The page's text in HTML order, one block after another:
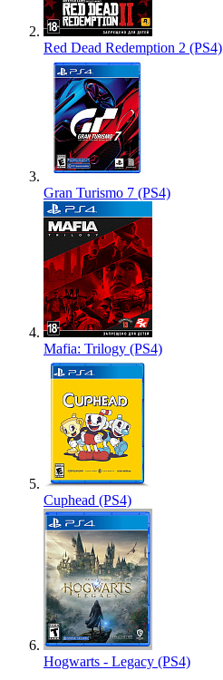
Red Dead Redemption 2 (PS4)
Gran Turismo 7 (PS4)
Mafia: Trilogy (PS4)
Cuphead (PS4)
Hogwarts - Legacy (PS4)